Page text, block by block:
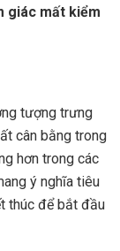
giác mất kiểm
tượng trưng
cân bằng trong
hơn trong các
ý nghĩa tiêu
thúc để bắt đầu